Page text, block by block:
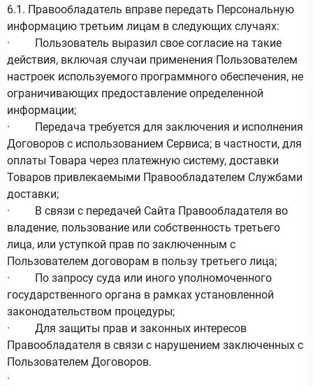
6.1. Правообладатель вправе передать Персональную
информацию третьим лицам в следующих случаях:
· Пользователь выразил свое согласие на такие
действия, включая случаи применения Пользователем
настроек используемого программного обеспечения, не
ограничивающих предоставление определенной
информации;
· Передача требуется для заключения и исполнения
Договоров с использованием Сервиса; в частности, для
оплаты Товара через платежную систему, доставки
Товаров привлекаемыми Правообладателем Службами
доставки;
· В связи с передачей Сайта Правообладателя во
владение, пользование или собственность третьего
лица, или уступкой прав по заключенным с
Пользователем договорам в пользу третьего лица;
· По запросу суда или иного уполномоченного
государственного органа в рамках установленной
законодательством процедуры;
· Для защиты прав и законных интересов
Правообладателя в связи с нарушением заключенных с
Пользователем Договоров.
·